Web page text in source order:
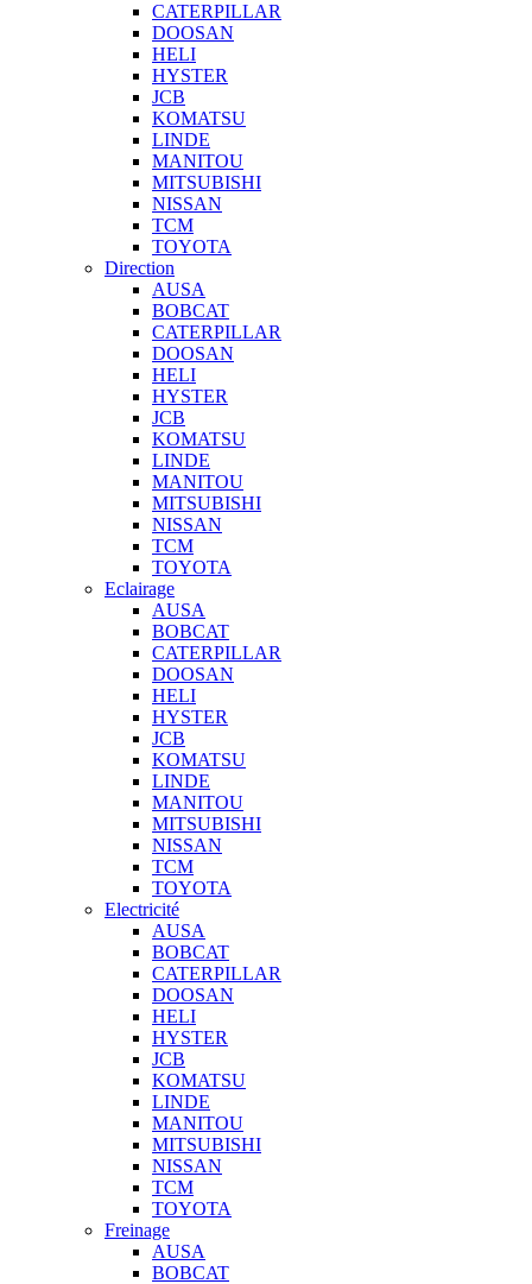
CATERPILLAR
DOOSAN
HELI
HYSTER
JCB
KOMATSU
LINDE
MANITOU
MITSUBISHI
NISSAN
TCM
TOYOTA
Direction
AUSA
BOBCAT
CATERPILLAR
DOOSAN
HELI
HYSTER
JCB
KOMATSU
LINDE
MANITOU
MITSUBISHI
NISSAN
TCM
TOYOTA
Eclairage
AUSA
BOBCAT
CATERPILLAR
DOOSAN
HELI
HYSTER
JCB
KOMATSU
LINDE
MANITOU
MITSUBISHI
NISSAN
TCM
TOYOTA
Electricité
AUSA
BOBCAT
CATERPILLAR
DOOSAN
HELI
HYSTER
JCB
KOMATSU
LINDE
MANITOU
MITSUBISHI
NISSAN
TCM
TOYOTA
Freinage
AUSA
BOBCAT